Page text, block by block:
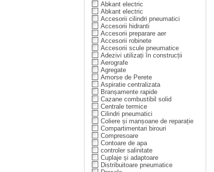
Abkant electric
Abkant electric
Accesorii cilindri pneumatici
Accesorii hidranti
Accesorii preparare aer
Accesorii robinete
Accesorii scule pneumatice
Adezivi utilizați în construcții
Aerografe
Agregate
Amorse de Perete
Aspiratie centralizata
Branșamente rapide
Cazane combustibil solid
Centrale termice
Cilindri pneumatici
Coliere și manșoane de reparație
Compartimentari birouri
Compresoare
Contoare de apa
controler salinitate
Cuplaje și adaptoare
Distribuitoare pneumatice